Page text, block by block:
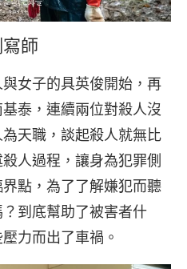
師
女子的具英俊開始，再
泰，連續兩位對殺人沒
天職，談起殺人就無比
人過程，讓身為犯罪側
點，為了了解嫌犯而聽
到底幫助了被害者什
力而出了車禍。